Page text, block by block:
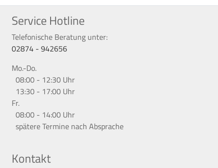
Service Hotline
Telefonische Beratung unter:
02874 - 942656
Mo.-Do.
08:00 - 12:30 Uhr
13:30 - 17:00 Uhr
Fr.
08:00 - 14:00 Uhr
spätere Termine nach Absprache
Kontakt